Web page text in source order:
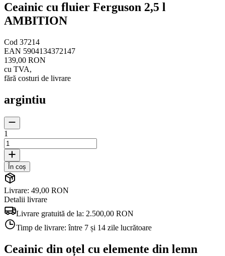
Ceainic cu fluier Ferguson 2,5 l
AMBITION
Cod 37214
EAN 5904134372147
139,00 RON
cu TVA,
fără costuri de livrare
argintiu
1
În coș
Livrare: 49,00 RON
Detalii livrare
Livrare gratuită de la: 2.500,00 RON
Timp de livrare:între 7 și 14 zile lucrătoare
Ceainic din oțel cu elemente din lemn